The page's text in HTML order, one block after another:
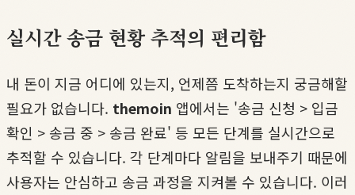
실시간 송금 현황 추적의 편리함
내 돈이 지금 어디에 있는지, 언제쯤 도착하는지 궁금해할
필요가 없습니다. themoin 앱에서는 '송금 신청 > 입금
확인 > 송금 중 > 송금 완료' 등 모든 단계를 실시간으로
추적할 수 있습니다. 각 단계마다 알림을 보내주기 때문에
사용자는 안심하고 송금 과정을 지켜볼 수 있습니다. 이러